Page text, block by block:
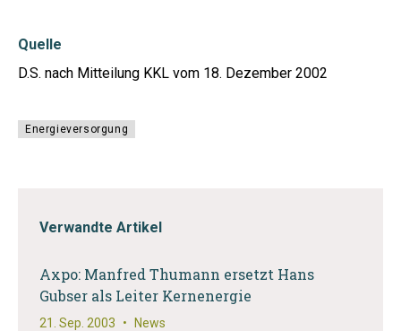
Quelle
D.S. nach Mitteilung KKL vom 18. Dezember 2002
Energieversorgung
Verwandte Artikel
Axpo: Manfred Thumann ersetzt Hans
Gubser als Leiter Kernenergie
21. Sep. 2003 • News